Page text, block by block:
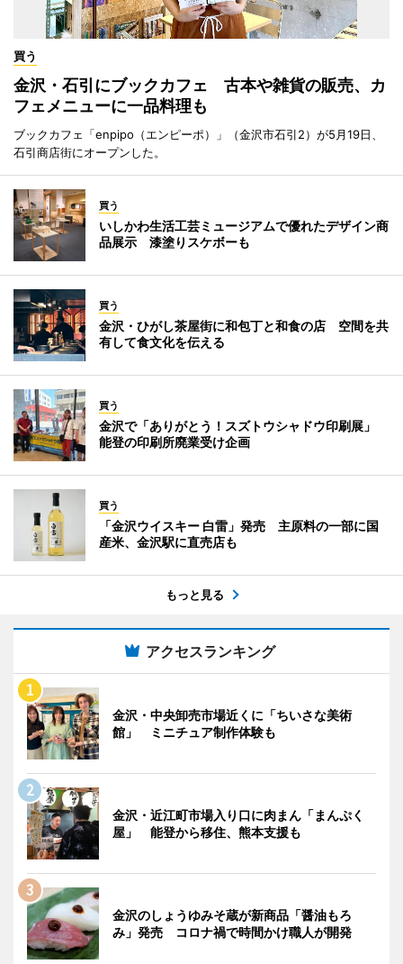
買う
金沢・石引にブックカフェ 古本や雑貨の販売、カ
フェメニューに一品料理も
ブックカフェ「enpipo（エンピーポ）」（金沢市石引2）が5月19日、
石引商店街にオープンした。
買う
いしかわ生活工芸ミュージアムで優れたデザイン商
品展示 漆塗りスケボーも
買う
金沢・ひがし茶屋街に和包丁と和食の店 空間を共
有して食文化を伝える
買う
金沢で「ありがとう！スズトウシャドウ印刷展」
能登の印刷所廃業受け企画
買う
「金沢ウイスキー 白雷」発売 主原料の一部に国
産米、金沢駅に直売店も
もっと見る
アクセスランキング
金沢・中央卸売市場近くに「ちいさな美術
館」 ミニチュア制作体験も
金沢・近江町市場入り口に肉まん「まんぷく
屋」 能登から移住、熊本支援も
金沢のしょうゆみそ蔵が新商品「醤油もろ
み」発売 コロナ禍で時間かけ職人が開発